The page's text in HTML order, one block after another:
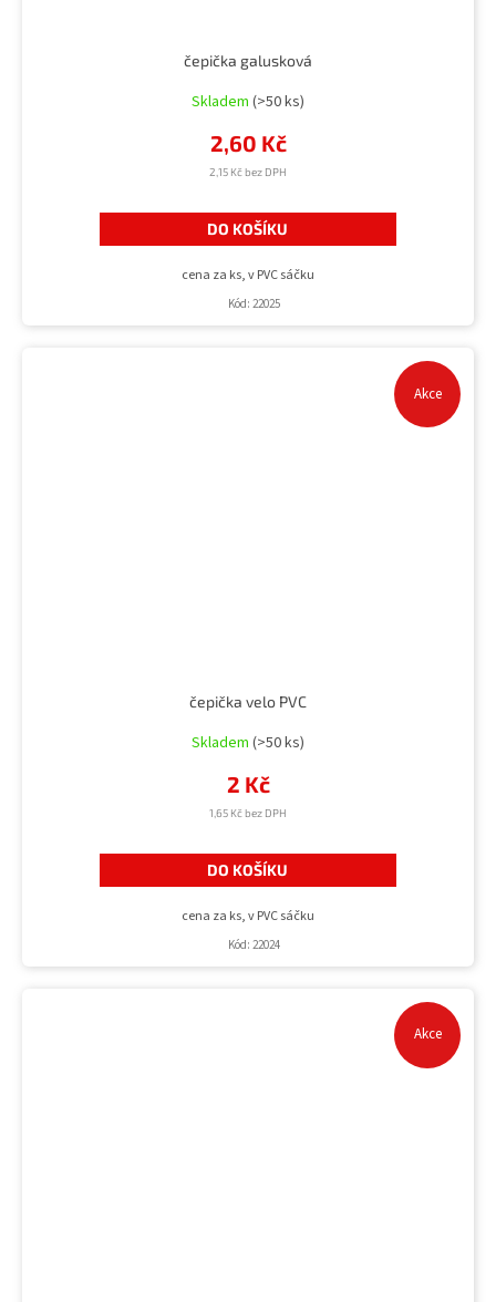
čepička galusková
Skladem (>50 ks)
2,15 Kč bez DPH
2,60 Kč
DO KOŠÍKU
cena za ks, v PVC sáčku
Kód: 22025
Akce
čepička velo PVC
Skladem (>50 ks)
1,65 Kč bez DPH
2 Kč
DO KOŠÍKU
cena za ks, v PVC sáčku
Kód: 22024
Akce